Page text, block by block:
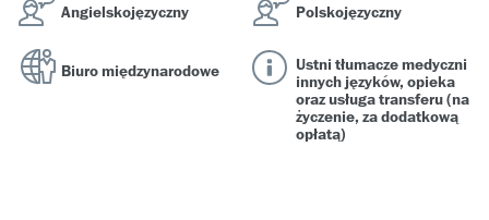
Angielskojęzyczny Polskojęzyczny
Biuro międzynarodowe
Ustni tłumacze medyczni
innych języków, opieka
oraz usługa transferu (na
życzenie, za dodatkową
opłatą)